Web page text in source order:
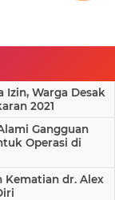
Izin, Warga Desak
2021
Gangguan
Operasi di
Kematian dr. Alex